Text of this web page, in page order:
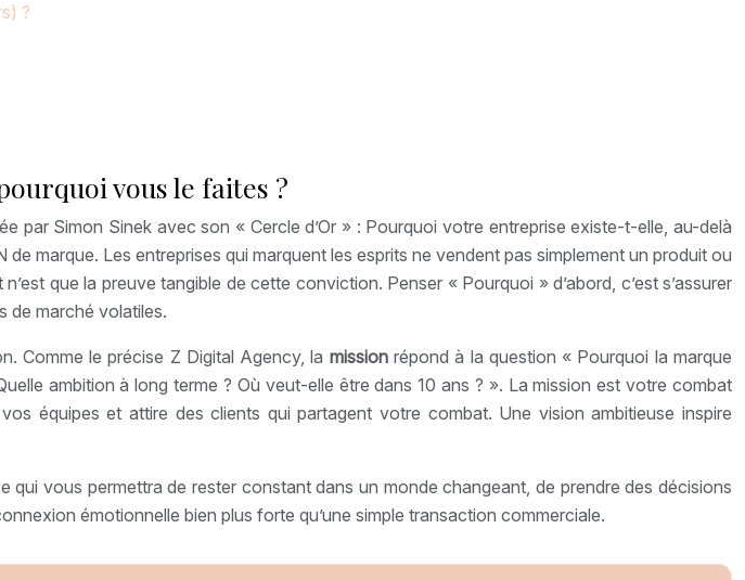
?
vous le faites ?
Simon Sinek avec son « Cercle d’Or » : Pourquoi votre entreprise existe-t-elle, au-delà
de marque. Les entreprises qui marquent les esprits ne vendent pas simplement un produit ou
que la preuve tangible de cette conviction. Penser « Pourquoi » d’abord, c’est s’assurer
de marché volatiles.
Comme le précise Z Digital Agency, la missionrépond à la question « Pourquoi la marque
ambition à long terme ? Où veut-elle être dans 10 ans ? ». La mission est votre combat
équipes et attire des clients qui partagent votre combat. Une vision ambitieuse inspire
qui vous permettra de rester constant dans un monde changeant, de prendre des décisions
émotionnelle bien plus forte qu’une simple transaction commerciale.